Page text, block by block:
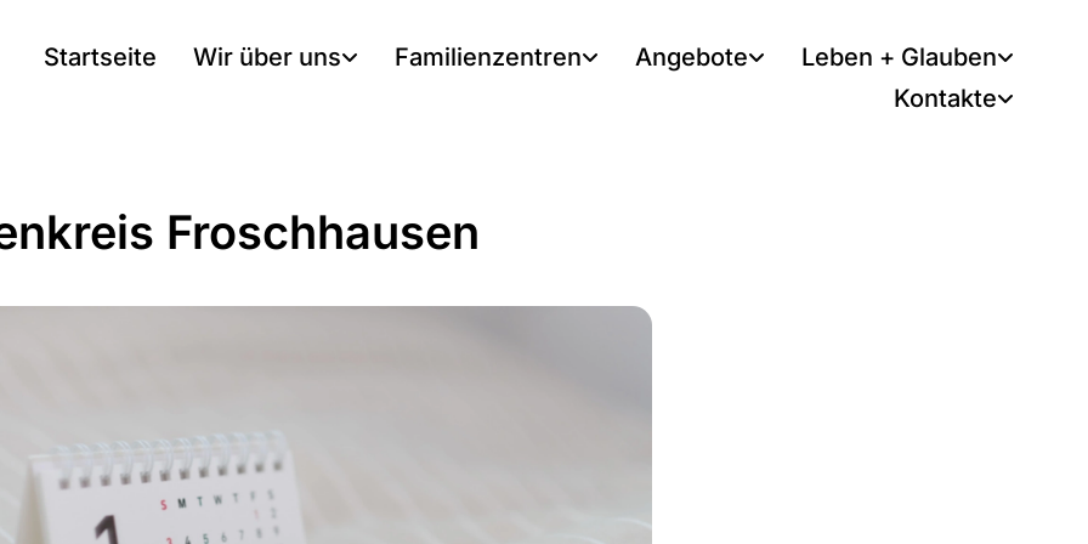
Startseite Wir über uns Familienzentren Angebote
Leben + Glauben
Kontakte
Froschhausen